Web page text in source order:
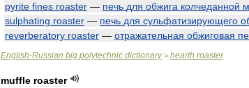
pyrite fines roaster — печь для обжига колчеданной
sulphating roaster — печь для сульфатизирующего
reverberatory roaster — отражательная обжиговая
English-Russian big polytechnic dictionary> hearth roaster
muffle roaster